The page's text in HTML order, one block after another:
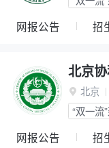
网报公告 招
北京
 北京
“双一流
网报公告 招